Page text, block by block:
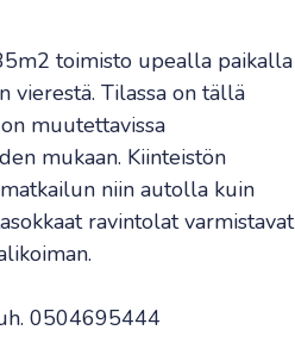
toimisto upealla paikalla
vierestä. Tilassa on tällä
muutettavissa
mukaan. Kiinteistön
niin autolla kuin
ravintolat varmistavat
0504695444